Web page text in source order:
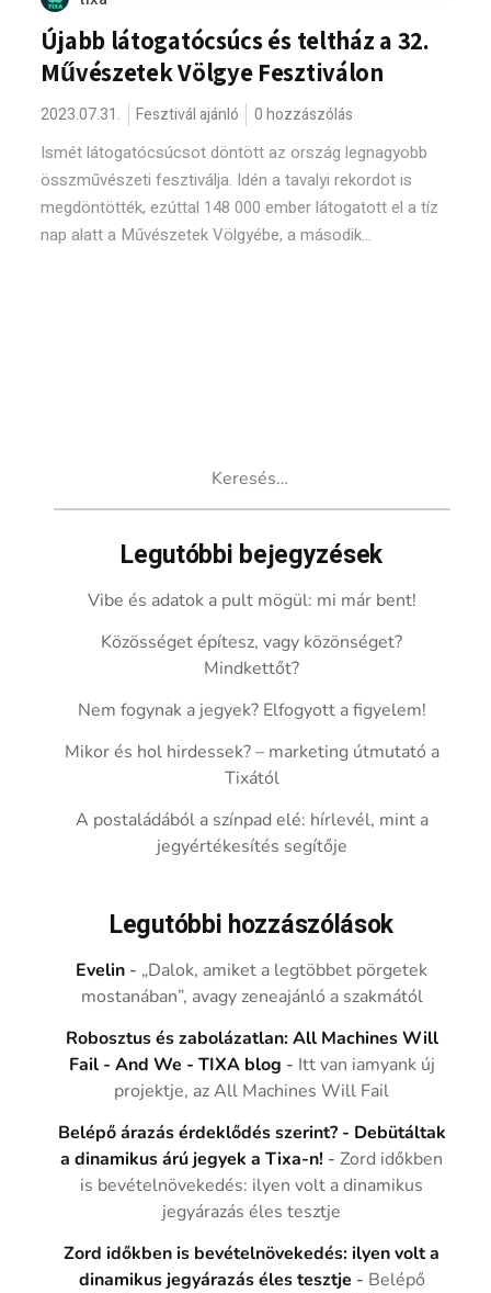
Újabb látogatócsúcs és teltház a 32.
Művészetek Völgye Fesztiválon
2023.07.31. Fesztivál ajánló 0 hozzászólás
Ismét látogatócsúcsot döntött az ország legnagyobb
összművészeti fesztiválja. Idén a tavalyi rekordot is
megdöntötték, ezúttal 148 000 ember látogatott el a tíz
nap alatt a Művészetek Völgyébe, a második...
Legutóbbi bejegyzések
Vibe és adatok a pult mögül: mi már bent!
Közösséget építesz, vagy közönséget?
Mindkettőt?
Nem fogynak a jegyek? Elfogyott a figyelem!
Mikor és hol hirdessek? – marketing útmutató a
Tixától
A postaládából a színpad elé: hírlevél, mint a
jegyértékesítés segítője
Legutóbbi hozzászólások
Evelin - „Dalok, amiket a legtöbbet pörgetek
mostanában”, avagy zeneajánló a szakmától
Robosztus és zabolázatlan: All Machines Will
Fail - And We - TIXA blog - Itt van iamyank új
projektje, az All Machines Will Fail
Belépő árazás érdeklődés szerint? - Debütáltak
a dinamikus árú jegyek a Tixa-n! -Zord időkben
is bevételnövekedés: ilyen volt a dinamikus
jegyárazás éles tesztje
Zord időkben is bevételnövekedés: ilyen volt a
dinamikus jegyárazás éles tesztje - Belépő